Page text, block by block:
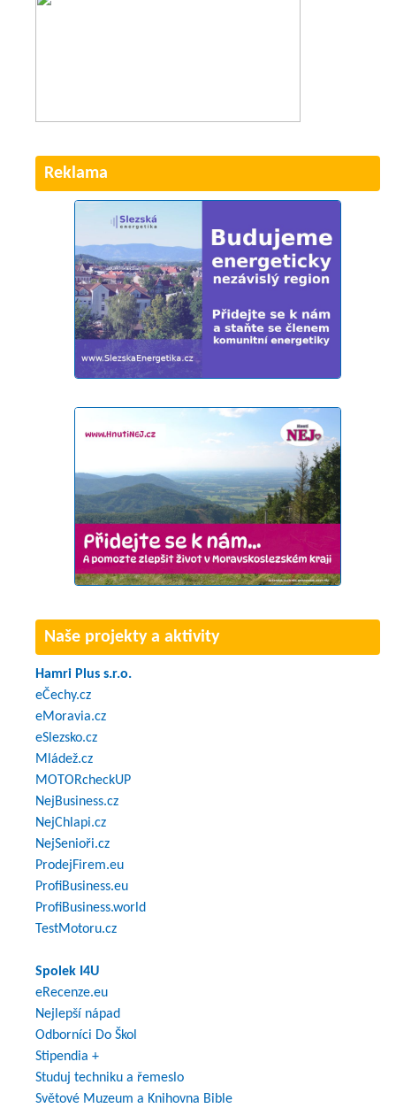
Reklama
Naše projekty a aktivity
Hamri Plus s.r.o.
eČechy.cz
eMoravia.cz
eSlezsko.cz
Mládež.cz
MOTORcheckUP
NejBusiness.cz
NejChlapi.cz
NejSenioři.cz
ProdejFirem.eu
ProfiBusiness.eu
ProfiBusiness.world
TestMotoru.cz
Spolek I4U
eRecenze.eu
Nejlepší nápad
Odborníci Do Škol
Stipendia +
Studuj techniku a řemeslo
Světové Muzeum a Knihovna Bible